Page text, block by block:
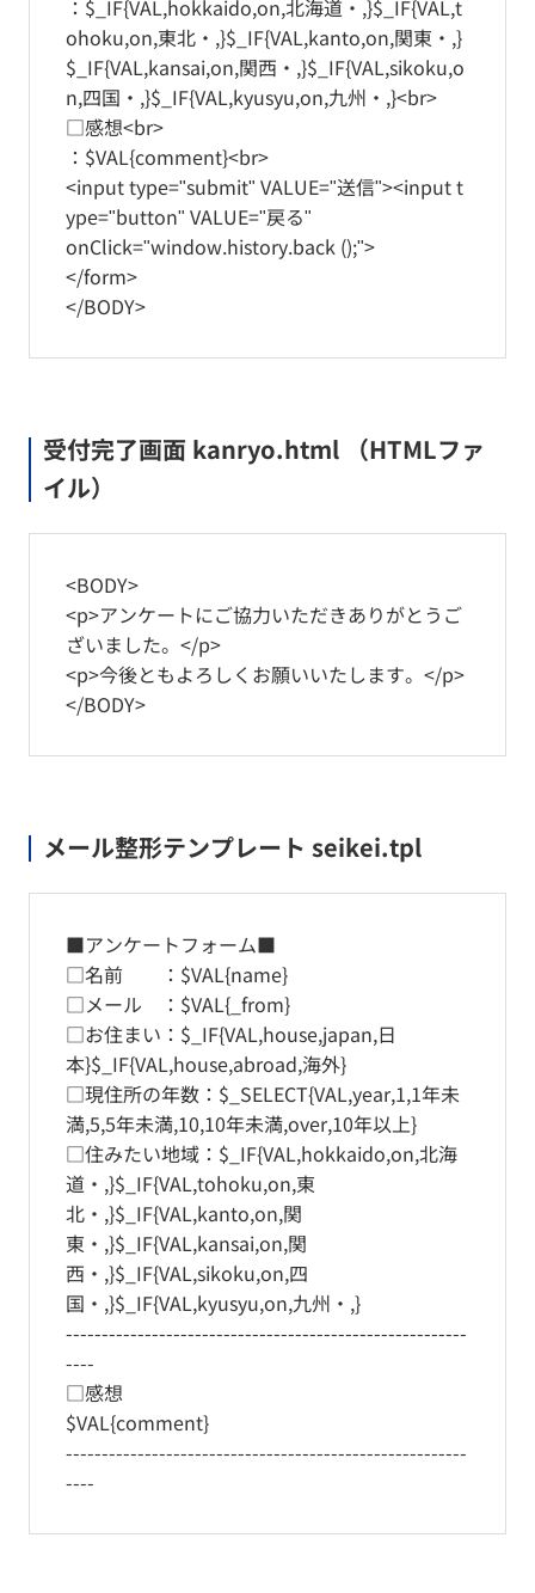
：$_IF{VAL,hokkaido,on,北海道・,}$_IF{VAL,t
ohoku,on,東北・,}$_IF{VAL,kanto,on,関東・,}
$_IF{VAL,kansai,on,関西・,}$_IF{VAL,sikoku,o
n,四国・,}$_IF{VAL,kyusyu,on,九州・,}<br>
□感想<br>
：$VAL{comment}<br>
<input type="submit" VALUE="送信"><input t
ype="button" VALUE="戻る"
onClick="window.history.back ();">
</form>
</BODY>
受付完了画面 kanryo.html （HTMLファ
イル）
<BODY>
<p>アンケートにご協力いただきありがとうご
ざいました。</p>
<p>今後ともよろしくお願いいたします。</p>
</BODY>
メール整形テンプレート seikei.tpl
■アンケートフォーム■
□名前 ：$VAL{name}
□メール ：$VAL{_from}
□お住まい：$_IF{VAL,house,japan,日
本}$_IF{VAL,house,abroad,海外}
□現住所の年数：$_SELECT{VAL,year,1,1年未
満,5,5年未満,10,10年未満,over,10年以上}
□住みたい地域：$_IF{VAL,hokkaido,on,北海
道・,}$_IF{VAL,tohoku,on,東
北・,}$_IF{VAL,kanto,on,関
東・,}$_IF{VAL,kansai,on,関
西・,}$_IF{VAL,sikoku,on,四
国・,}$_IF{VAL,kyusyu,on,九州・,}
--------------------------------------------------------
----
□感想
$VAL{comment}
--------------------------------------------------------
----